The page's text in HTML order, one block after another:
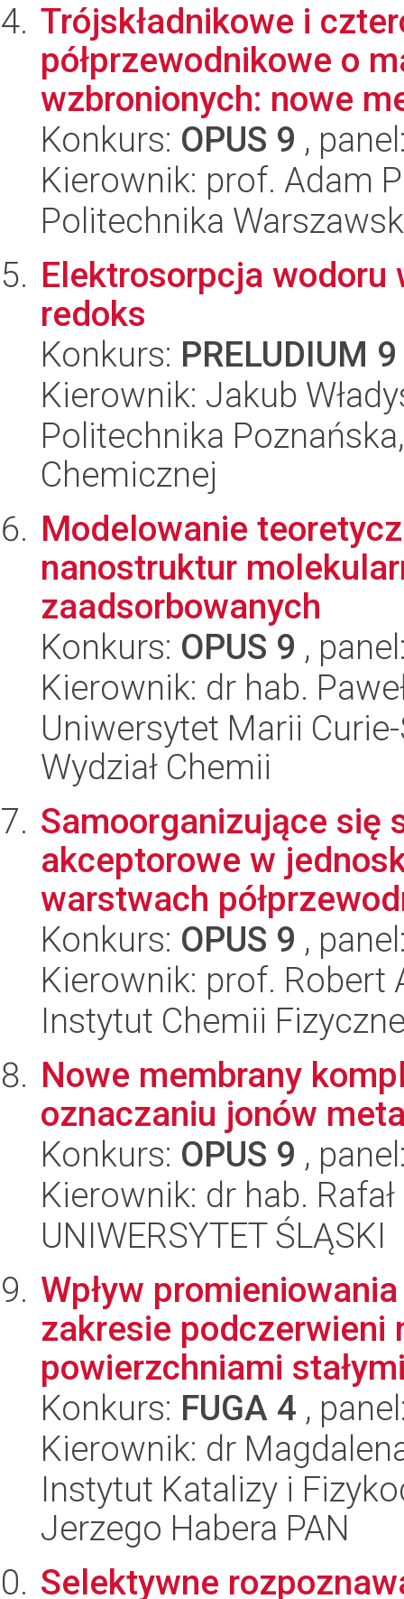
Trójskładnikowe i
półprzewodnikowe o
wzbronionych: nowe
Konkurs: OPUS 9 ,
Kierownik: prof. Adam
Politechnika
Elektrosorpcja wodoru
redoks
Konkurs: PRELUDIUM 9
Kierownik: Jakub
Politechnika
Chemicznej
Modelowanie
nanostruktur
zaadsorbowanych
Konkurs: OPUS 9 ,
Kierownik: dr hab.
Uniwersytet Marii
Wydział Chemii
Samoorganizujące się
akceptorowe w
warstwach
Konkurs: OPUS 9 ,
Kierownik: prof. Robert
Instytut Chemii
Nowe membrany
oznaczaniu jonów
Konkurs: OPUS 9 ,
Kierownik: dr hab.
UNIWERSYTET ŚLĄSKI
Wpływ
zakresie podczerwieni
powierzchniami
Konkurs: FUGA 4 ,
Kierownik: dr
Instytut Katalizy i
Jerzego Habera PAN
Selektywne